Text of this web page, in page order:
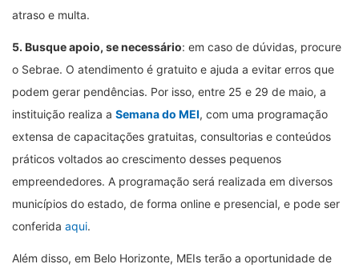
atraso e multa.
5. Busque apoio, se necessário: em caso de dúvidas, procure
o Sebrae. O atendimento é gratuito e ajuda a evitar erros que
podem gerar pendências. Por isso, entre 25 e 29 de maio, a
instituição realiza a Semana do MEI, com uma programação
extensa de capacitações gratuitas, consultorias e conteúdos
práticos voltados ao crescimento desses pequenos
empreendedores. A programação será realizada em diversos
municípios do estado, de forma online e presencial, e pode ser
conferida aqui.
Além disso, em Belo Horizonte, MEIs terão a oportunidade de